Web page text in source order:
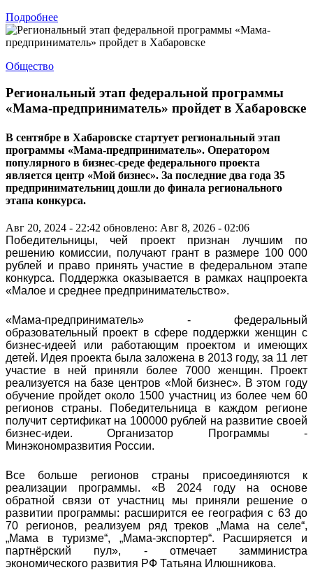
Подробнее
Общество
Региональный этап федеральной программы
«Мама-предприниматель» пройдет в Хабаровске
В сентябре в Хабаровске стартует региональный этап
программы «Мама-предприниматель». Оператором
популярного в бизнес-среде федерального проекта
является центр «Мой бизнес». За последние два года 35
предпринимательниц дошли до финала регионального
этапа конкурса.
Авг 20, 2024 - 22:42 обновлено: Авг 8, 2026 - 02:06
Победительницы, чей проект признан лучшим по
решению комиссии, получают грант в размере 100 000
рублей и право принять участие в федеральном этапе
конкурса. Поддержка оказывается в рамках нацпроекта
«Малое и среднее предпринимательство».
«Мама-предприниматель» - федеральный
образовательный проект в сфере поддержки женщин с
бизнес-идеей или работающим проектом и имеющих
детей. Идея проекта была заложена в 2013 году, за 11 лет
участие в ней приняли более 7000 женщин. Проект
реализуется на базе центров «Мой бизнес». В этом году
обучение пройдет около 1500 участниц из более чем 60
регионов страны. Победительница в каждом регионе
получит сертификат на 100000 рублей на развитие своей
бизнес-идеи. Организатор Программы -
Минэкономразвития России.
Все больше регионов страны присоединяются к
реализации программы. «В 2024 году на основе
обратной связи от участниц мы приняли решение о
развитии программы: расширится ее география с 63 до
70 регионов, реализуем ряд треков „Мама на селе“,
„Мама в туризме“, „Мама-экспортер“. Расширяется и
партнёрский пул», - отмечает замминистра
экономического развития РФ Татьяна Илюшникова.